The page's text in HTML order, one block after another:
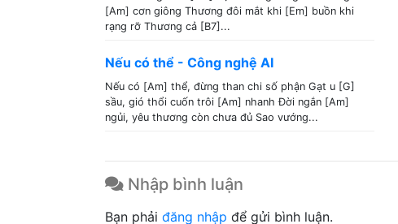
[Am] cơn giông Thương đôi mắt khi [Em] buồn khi
rạng rỡ Thương cả [B7]...
Nếu có thể - Công nghệ AI
Nếu có [Am] thể, đừng than chi số phận Gạt u [G]
sầu, gió thổi cuốn trôi [Am] nhanh Đời ngắn [Am]
ngủi, yêu thương còn chưa đủ Sao vướng...
Nhập bình luận
Bạn phải đăng nhập để gửi bình luận.